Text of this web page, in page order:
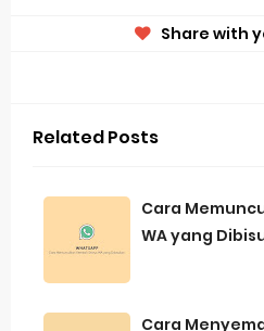
Share with
Related Posts
Cara
WA yang
Cara